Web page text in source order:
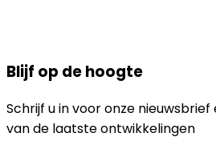
Blijf op de hoogte
Schrijf u in voor onze
van de laatste ontwikkelingen